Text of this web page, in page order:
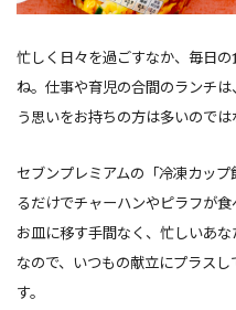
忙しく日々を過ごすなか、毎日
ね。仕事や育児の合間のランチ
う思いをお持ちの方は多いのでは
セブンプレミアムの「冷凍カッ
るだけでチャーハンやピラフが
お皿に移す手間なく、忙しいあ
なので、いつもの献立にプラス
す。